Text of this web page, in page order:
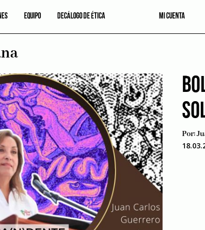
EQUIPO DECÁLOGO DE ÉTICA MI CUENTA
Por: